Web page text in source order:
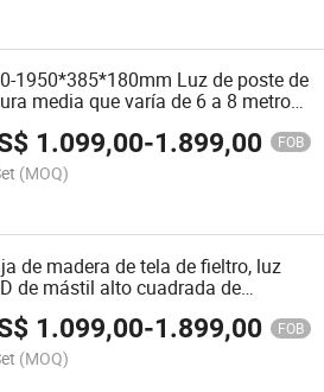
1950*385*180mm Luz de poste de
media que varía de 6 a 8 metros
1.099,00-1.899,00 FOB
(MOQ)
de madera de tela de fieltro, luz
de mástil alto cuadrada de
para exteriores
1.099,00-1.899,00 FOB
(MOQ)